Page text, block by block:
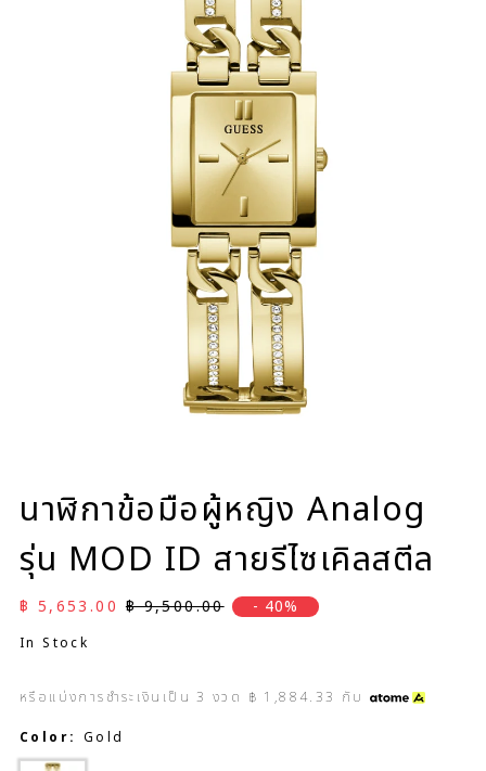
นาฬิกาข้อมือผู้หญิง Analog
รุ่น MOD ID สายรีไซเคิลสตีล
ราคาลด
฿ 5,653.00 ราคาปกติ
฿ 9,500.00 - 40%
In Stock
หรือแบ่งการชำระเงินเป็น3 งวด ฿ 1,884.33 กับ
Color: Gold